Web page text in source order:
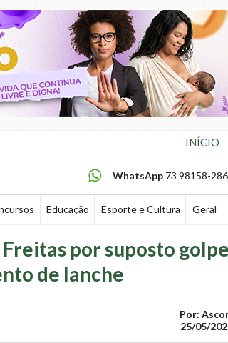
INÍCIO
WhatsApp 73 98158-
Educação Esporte e Cultura Geral
por suposto
de lanche
Por:
25/05/